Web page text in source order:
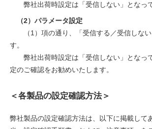
弊社出荷時設定は「受信しない」となって
（2）パラメータ設定
（1）項の通り、「受信する／受信しない
す。
弊社出荷時設定は「受信しない」となっ
定のご確認をお勧めいたします。
＜各製品の設定確認方法＞
弊社製品の設定確認方法は、以下に掲載して